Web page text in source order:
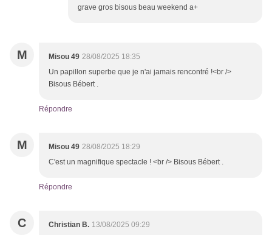
grave gros bisous beau weekend a+
M Misou 49 28/08/2025 18:35
Un papillon superbe que je n'ai jamais rencontré !<br />
Bisous Bébert .
Répondre
M Misou 49 28/08/2025 18:29
C'est un magnifique spectacle ! <br /> Bisous Bébert .
Répondre
C Christian B. 13/08/2025 09:29